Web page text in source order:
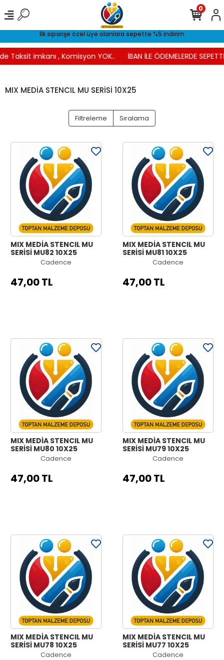
İlk siparişe özel üye olanlara sepette %5 indirim
Taksit imkanı , Komisyon YOK.. İBAN İLE ÖDEMELERDE
0
MIX MEDİA STENCIL MU SERİSİ 10X25
Filtreleme Sıralama
MIX MEDİA STENCIL MU
SERİSİ MU82 10X25
Cadence
47,00 TL
MIX MEDİA STENCIL MU
SERİSİ MU81 10X25
Cadence
47,00 TL
MIX MEDİA STENCIL MU
SERİSİ MU80 10X25
Cadence
47,00 TL
MIX MEDİA STENCIL MU
SERİSİ MU79 10X25
Cadence
47,00 TL
MIX MEDİA STENCIL MU
SERİSİ MU78 10X25
Cadence
MIX MEDİA STENCIL MU
SERİSİ MU77 10X25
Cadence